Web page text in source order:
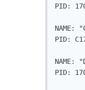
PID:
NAME:
PID:
NAME:
PID: